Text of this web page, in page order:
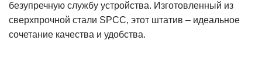
безупречную службу устройства. Изготовленный из
сверхпрочной стали SPCC, этот штатив – идеальное
сочетание качества и удобства.